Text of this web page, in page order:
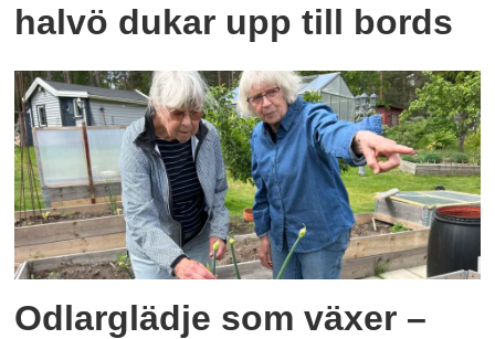
halvö dukar upp till bords
Odlarglädje som växer –